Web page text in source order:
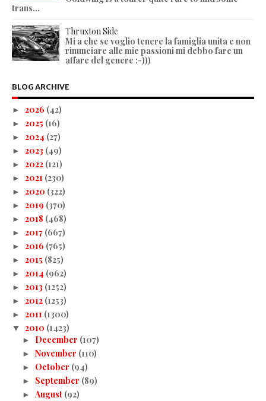
trans...
Thruxton Side
Mi a che se voglio tenere la famiglia unita e non
rinunciare alle mie passioni mi debbo fare un
affare del genere :-)))
BLOG ARCHIVE
► 2026 (42)
► 2025 (16)
► 2024 (27)
► 2023 (49)
► 2022 (121)
► 2021 (230)
► 2020 (322)
► 2019 (370)
► 2018 (468)
► 2017 (667)
► 2016 (765)
► 2015 (825)
► 2014 (962)
► 2013 (1252)
► 2012 (1253)
► 2011 (1300)
▼ 2010 (1423)
► December (107)
► November (110)
► October (94)
► September (89)
► August (92)